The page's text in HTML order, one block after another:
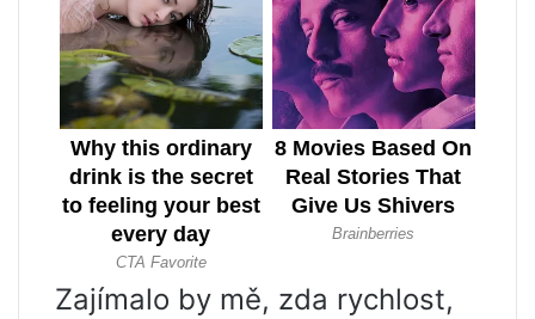
Zajímalo by mě, zda rychlost,